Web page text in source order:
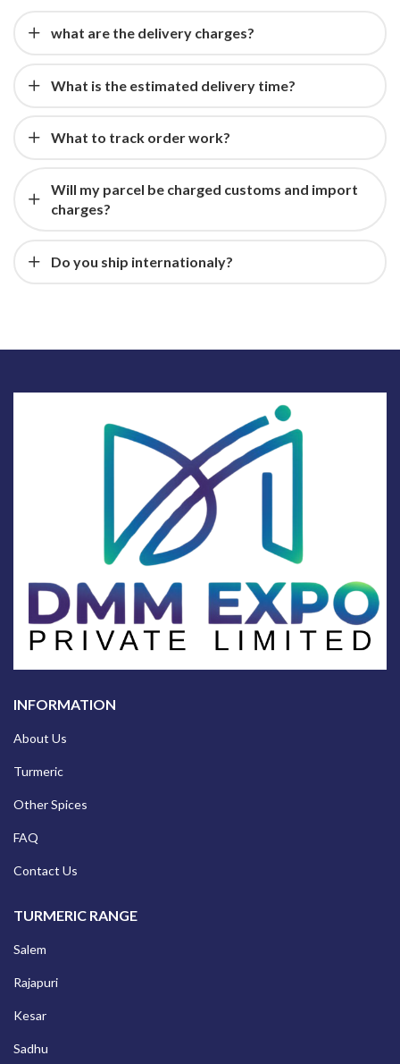
what are the delivery charges?
What is the estimated delivery time?
What to track order work?
Will my parcel be charged customs and import
charges?
Do you ship internationaly?
INFORMATION
About Us
Turmeric
Other Spices
FAQ
Contact Us
TURMERIC RANGE
Salem
Rajapuri
Kesar
Sadhu